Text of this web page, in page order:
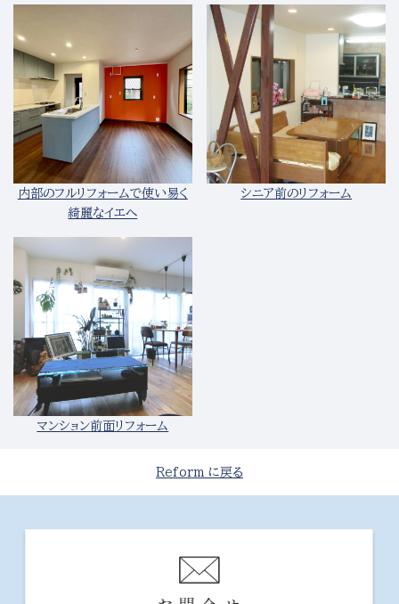
内部のフルリフォームで使い易く
綺麗なイエへ
シニア前のリフォーム
マンション前面リフォーム
Reform に戻る